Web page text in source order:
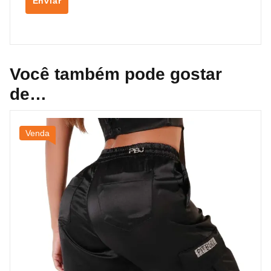
Você também pode gostar
de…
Venda